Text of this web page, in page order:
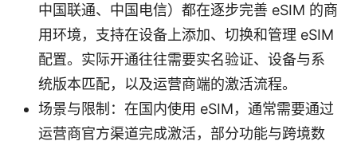
中国联通、中国电信）都在逐步完善 eSIM 的商
用环境，支持在设备上添加、切换和管理 eSIM
配置。实际开通往往需要实名验证、设备与系
统版本匹配，以及运营商端的激活流程。
场景与限制：在国内使用 eSIM，通常需要通过
运营商官方渠道完成激活，部分功能与跨境数